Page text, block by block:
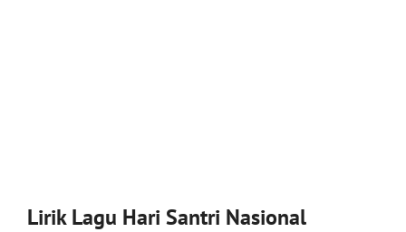
Lirik Lagu Hari Santri Nasional